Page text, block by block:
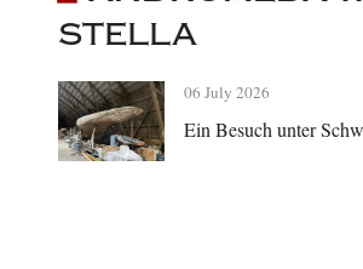
STELLA
06 July 2026
Ein Besuch unter